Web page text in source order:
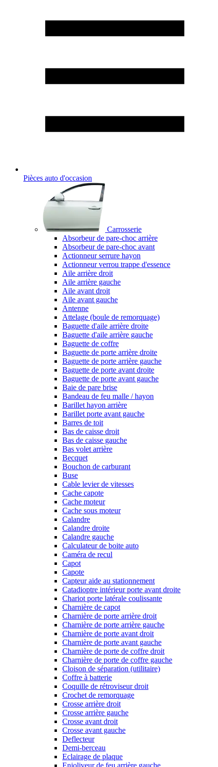
Pièces auto d'occasion
Carrosserie
Absorbeur de pare-choc arrière
Absorbeur de pare-choc avant
Actionneur serrure hayon
Actionneur verrou trappe d'essence
Aile arrière droit
Aile arrière gauche
Aile avant droit
Aile avant gauche
Antenne
Attelage (boule de remorquage)
Baguette d'aile arrière droite
Baguette d'aile arrière gauche
Baguette de coffre
Baguette de porte arrière droite
Baguette de porte arrière gauche
Baguette de porte avant droite
Baguette de porte avant gauche
Baie de pare brise
Bandeau de feu malle / hayon
Barillet hayon arrière
Barillet porte avant gauche
Barres de toit
Bas de caisse droit
Bas de caisse gauche
Bas volet arrière
Becquet
Bouchon de carburant
Buse
Cable levier de vitesses
Cache capote
Cache moteur
Cache sous moteur
Calandre
Calandre droite
Calandre gauche
Calculateur de boite auto
Caméra de recul
Capot
Capote
Capteur aide au stationnement
Catadioptre intérieur porte avant droite
Chariot porte latérale coulissante
Charnière de capot
Charnière de porte arrière droit
Charnière de porte arrière gauche
Charnière de porte avant droit
Charnière de porte avant gauche
Charnière de porte de coffre droit
Charnière de porte de coffre gauche
Cloison de séparation (utilitaire)
Coffre à batterie
Coquille de rétroviseur droit
Crochet de remorquage
Crosse arrière droit
Crosse arrière gauche
Crosse avant droit
Crosse avant gauche
Deflecteur
Demi-berceau
Eclairage de plaque
Enjoliveur de feu arrière gauche